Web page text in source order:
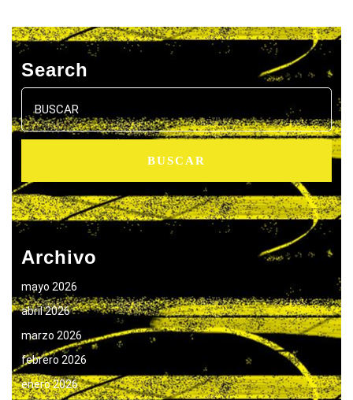
Search
Buscar:
Archivo
mayo 2026
abril 2026
marzo 2026
febrero 2026
enero 2026